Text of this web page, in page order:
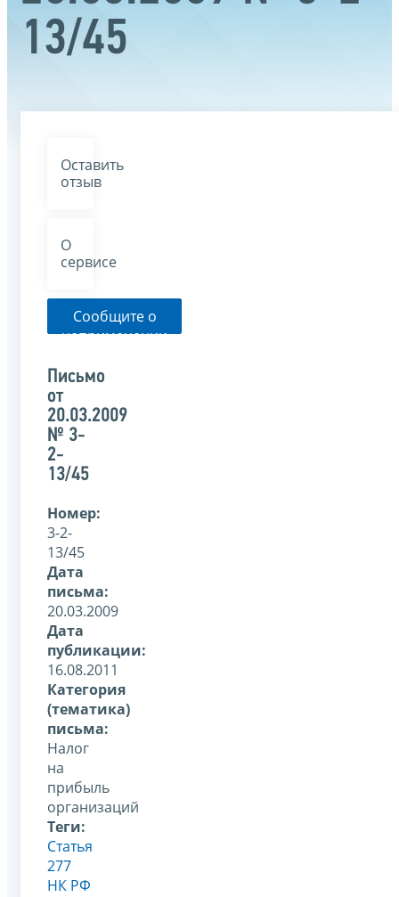
13/45
Оставить
отзыв
О
сервисе
Сообщите о
неприменении
органом
письма
Письмо
от
20.03.2009
№ 3-
2-
13/45
Номер:
3-2-
13/45
Дата
письма:
20.03.2009
Дата
публикации:
16.08.2011
Категория
(тематика)
письма:
Налог
на
прибыль
организаций
Теги:
Статья
277
НК РФ